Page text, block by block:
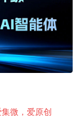
微，爱原创